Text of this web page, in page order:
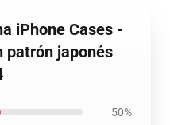
iPhone Cases -
patrón japonés
50%